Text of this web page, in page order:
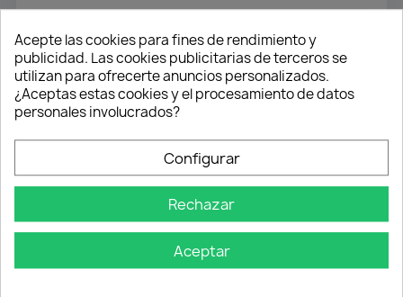
Mezclador monomando
fregadero, caño alto.
Monomando fregadero caño
alto.
Acero inoxidable.
Cartucho 35 mm con sistema “SWEET
Cartucho con ahorro energético
Aireador anti-calcáreo.
Conexiones flexibles normalizadas
AENOR 360 mm. M10 x 3/8”
Acepte las cookies para fines de rendimiento y
publicidad. Las cookies publicitarias de terceros se
utilizan para ofrecerte anuncios personalizados.
¿Aceptas estas cookies y el procesamiento de datos
personales involucrados?
Configurar
Rechazar
Aceptar